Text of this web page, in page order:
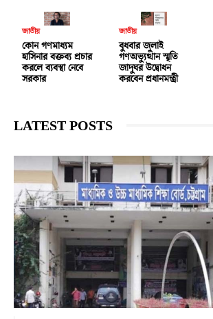
জাতীয়
কোন গণমাধ্যম
হাসিনার বক্তব্য প্রচার
করলে ব্যবস্থা নেবে
সরকার
জাতীয়
বুধবার জুলাই
গণঅভ্যুত্থান স্মৃতি
জাদুঘর উদ্বোধন
করবেন প্রধানমন্ত্রী
LATEST POSTS